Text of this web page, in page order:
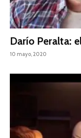
Darío Peralta:
10 mayo, 2020